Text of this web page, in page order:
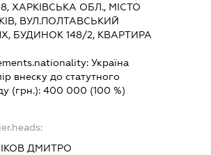
ХАРКІВСЬКА ОБЛ., МІСТО
ВУЛ.ПОЛТАВСЬКИЙ
БУДИНОК 148/2, КВАРТИРА
Україна
внеску до статутного
(грн.): 400 000 (100 %)
ДМИТРО